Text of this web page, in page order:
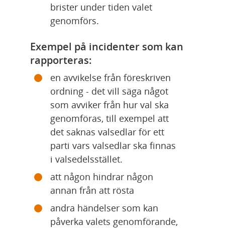
brister under tiden valet
genomförs.
Exempel på incidenter som kan
rapporteras:
en avvikelse från föreskriven
ordning - det vill säga något
som avviker från hur val ska
genomföras, till exempel att
det saknas valsedlar för ett
parti vars valsedlar ska finnas
i valsedelsstället.
att någon hindrar någon
annan från att rösta
andra händelser som kan
påverka valets genomförande,